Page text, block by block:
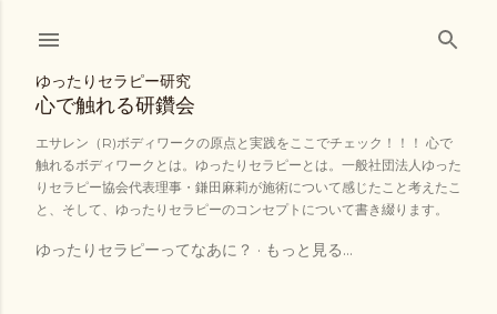
スキップしてメイン コンテンツに移動
ゆったりセラピー研究
心で触れる研鑽会
エサレン（R)ボディワークの原点と実践をここでチェック！！！ 心で
触れるボディワークとは。ゆったりセラピーとは。一般社団法人ゆった
りセラピー協会代表理事・鎌田麻莉が施術について感じたこと考えたこ
と、そして、ゆったりセラピーのコンセプトについて書き綴ります。
ゆったりセラピーってなあに？ もっと見る…